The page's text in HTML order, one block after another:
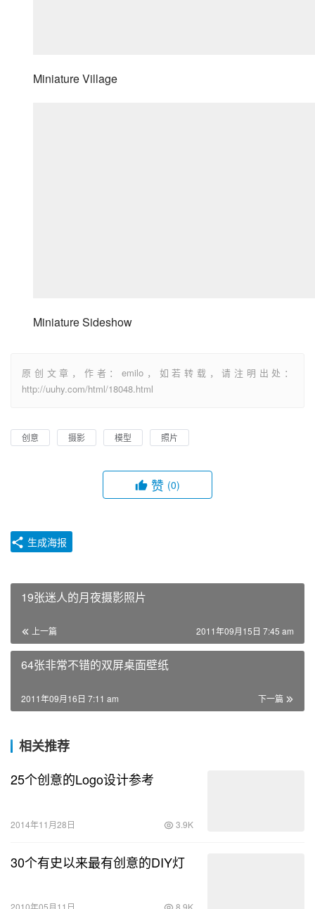
Miniature Village
Miniature Sideshow
原创文章，作者：emilo，如若转载，请注明出处：
http://uuhy.com/html/18048.html
创意 摄影 模型 照片
赞 (0)
生成海报
19张迷人的月夜摄影照片
上一篇 2011年09月15日 7:45 am
64张非常不错的双屏桌面壁纸
下一篇
2011年09月16日 7:11 am
相关推荐
25个创意的Logo设计参考
2014年11月28日 3.9K
30个有史以来最有创意的DIY灯
2010年05月11日 8.9K